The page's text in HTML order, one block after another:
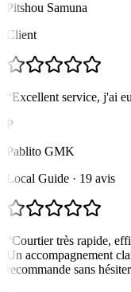
Pitshou Samuna
Client
“Excellent service, j'ai
P
Pablito GMK
Local Guide · 19 avis
“Courtier très rapide,
Un accompagnement
recommande sans